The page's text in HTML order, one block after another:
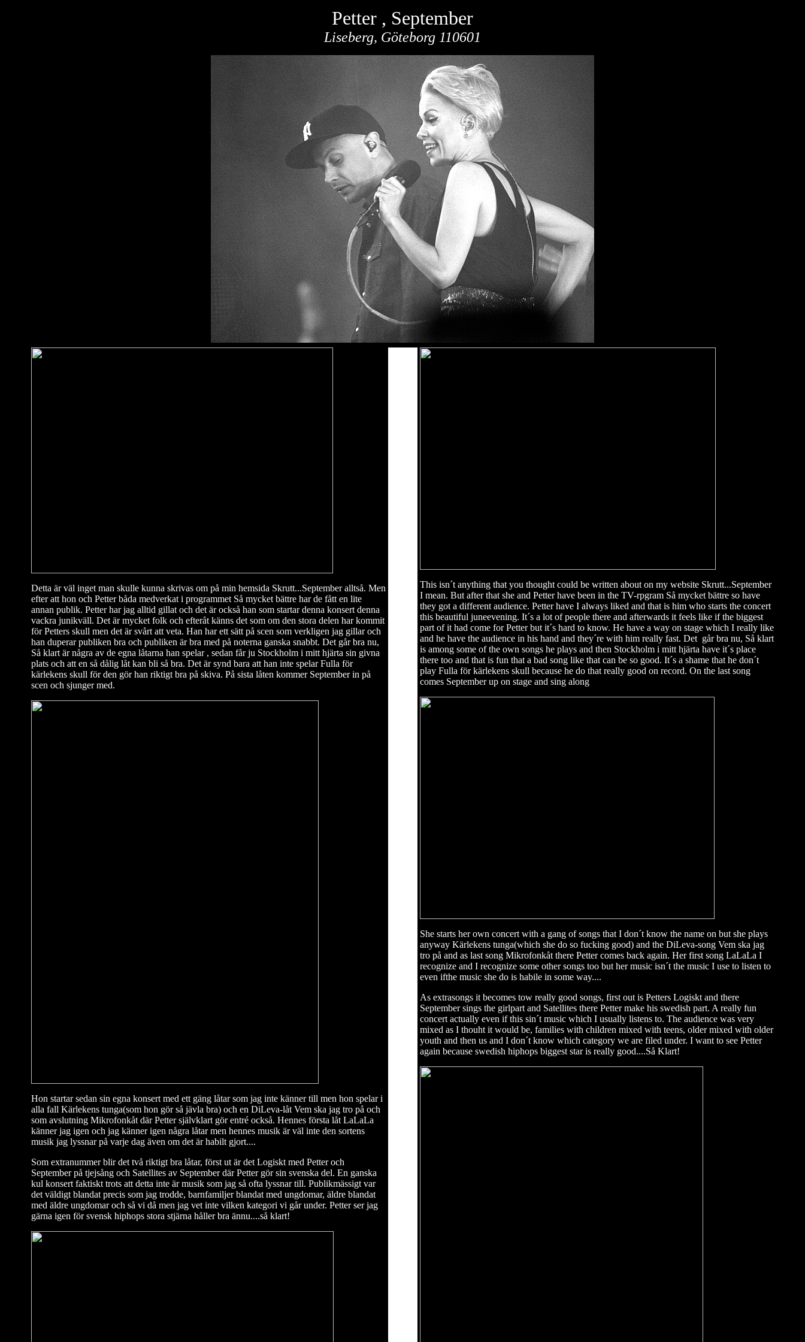
Petter , September
Liseberg, Göteborg 110601
Detta är väl inget man skulle kunna skrivas om på min hemsida Skrutt...September alltså. Men
efter att hon och Petter båda medverkat i programmet Så mycket bättre har de fått en lite
annan publik. Petter har jag alltid gillat och det är också han som startar denna konsert denna
vackra junikväll. Det är mycket folk och efteråt känns det som om den stora delen har kommit
för Petters skull men det är svårt att veta. Han har ett sätt på scen som verkligen jag gillar och
han duperar publiken bra och publiken är bra med på noterna ganska snabbt. Det går bra nu,
Så klart är några av de egna låtarna han spelar , sedan får ju Stockholm i mitt hjärta sin givna
plats och att en så dålig låt kan bli så bra. Det är synd bara att han inte spelar Fulla för
kärlekens skull för den gör han riktigt bra på skiva. På sista låten kommer September in på
scen och sjunger med.
Hon startar sedan sin egna konsert med ett gäng låtar som jag inte känner till men hon spelar i
alla fall Kärlekens tunga(som hon gör så jävla bra) och en DiLeva-låt Vem ska jag tro på och
som avslutning Mikrofonkåt där Petter självklart gör entré också. Hennes första låt LaLaLa
känner jag igen och jag känner igen några låtar men hennes musik är väl inte den sortens
musik jag lyssnar på varje dag även om det är habilt gjort....
Som extranummer blir det två riktigt bra låtar, först ut är det Logiskt med Petter och
September på tjejsång och Satellites av September där Petter gör sin svenska del. En ganska
kul konsert faktiskt trots att detta inte är musik som jag så ofta lyssnar till. Publikmässigt var
det väldigt blandat precis som jag trodde, barnfamiljer blandat med ungdomar, äldre blandat
med äldre ungdomar och så vi då men jag vet inte vilken kategori vi går under. Petter ser jag
gärna igen för svensk hiphops stora stjärna håller bra ännu....så klart!
This isn´t anything that you thought could be written about on my website Skrutt...September
I mean. But after that she and Petter have been in the TV-rpgram Så mycket bättre so have
they got a different audience. Petter have I always liked and that is him who starts the concert
this beautiful juneevening. It´s a lot of people there and afterwards it feels like if the biggest
part of it had come for Petter but it´s hard to know. He have a way on stage which I really like
and he have the audience in his hand and they´re with him really fast. Det går bra nu, Så klart
is among some of the own songs he plays and then Stockholm i mitt hjärta have it´s place
there too and that is fun that a bad song like that can be so good. It´s a shame that he don´t
play Fulla för kärlekens skull because he do that really good on record. On the last song
comes September up on stage and sing along
She starts her own concert with a gang of songs that I don´t know the name on but she plays
anyway Kärlekens tunga(which she do so fucking good) and the DiLeva-song Vem ska jag
tro på and as last song Mikrofonkåt there Petter comes back again. Her first song LaLaLa I
recognize and I recognize some other songs too but her music isn´t the music I use to listen to
even ifthe music she do is habile in some way....
As extrasongs it becomes tow really good songs, first out is Petters Logiskt and there
September sings the girlpart and Satellites there Petter make his swedish part. A really fun
concert actually even if this sin´t music which I usually listens to. The audience was very
mixed as I thouht it would be, families with children mixed with teens, older mixed with older
youth and then us and I don´t know which category we are filed under. I want to see Petter
again because swedish hiphops biggest star is really good....Så Klart!